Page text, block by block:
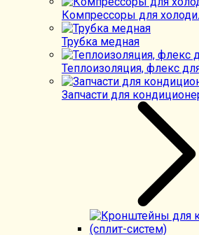
Компрессоры для
Трубка медная
Теплоизоляция, флекс
Запчасти для